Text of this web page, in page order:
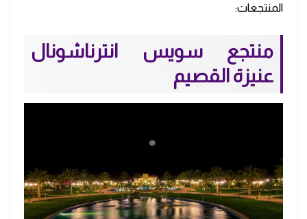
المنتجعات:
منتجع سويس انترناشونال
عنيزة القصيم